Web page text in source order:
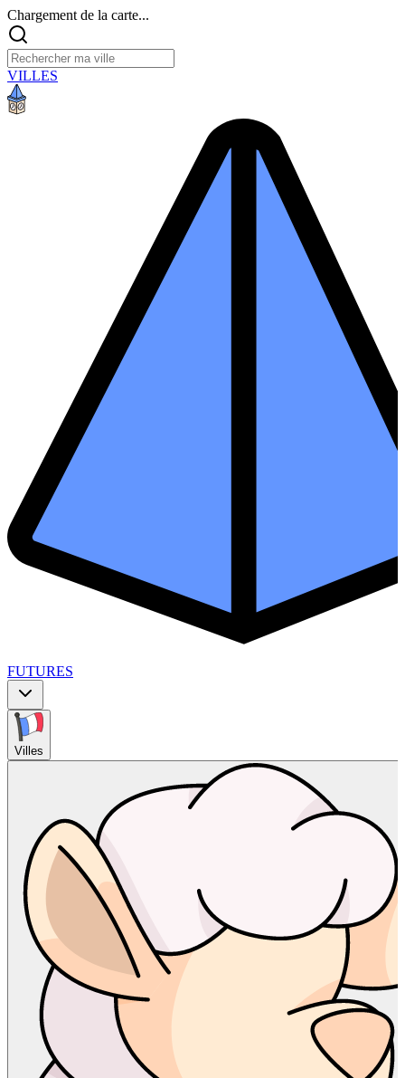
Chargement de la carte...
VILLES
FUTURES
Villes